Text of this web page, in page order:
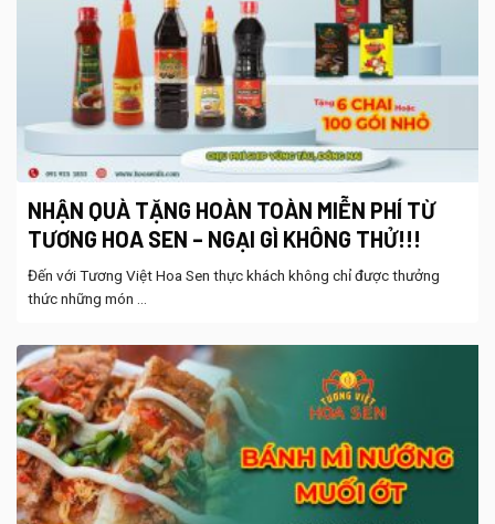
NHẬN QUÀ TẶNG HOÀN TOÀN MIỄN PHÍ TỪ
TƯƠNG HOA SEN – NGẠI GÌ KHÔNG THỬ!!!
Đến với Tương Việt Hoa Sen thực khách không chỉ được thưởng
thức những món ...